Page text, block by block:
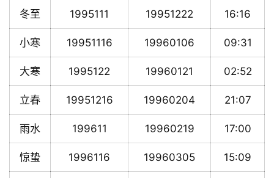
冬至 1995111 19951222 16:16
小寒 19951116 19960106 09:31
大寒 1995122 19960121 02:52
立春 19951216 19960204 21:07
雨水 199611 19960219 17:00
惊蛰 1996116 19960305 15:09